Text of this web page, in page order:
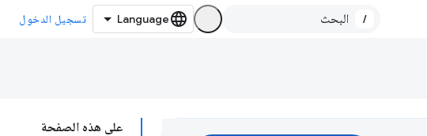
/ تسجيل الدخول
على هذه الصفحة